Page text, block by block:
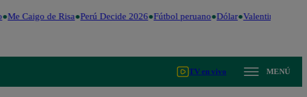
Me Caigo de Risa Perú Decide 2026 Fútbol peruano Dólar Valentina
TV en vivo MENÚ